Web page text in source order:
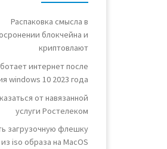
Распаковка смысла в
блокчейна и
криптовлают
интернет после
windows 10 2023 года
от навязанной
услуги Ростелеком
загрузочную флешку
iso образа на MacOS